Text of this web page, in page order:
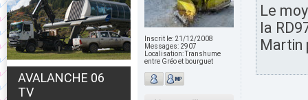
AVALANCHE 06
TV
Inscrit le: 21/12/2008
Messages: 2907
Localisation:Transhume
entre Gréo et bourguet
Le
la
Martin